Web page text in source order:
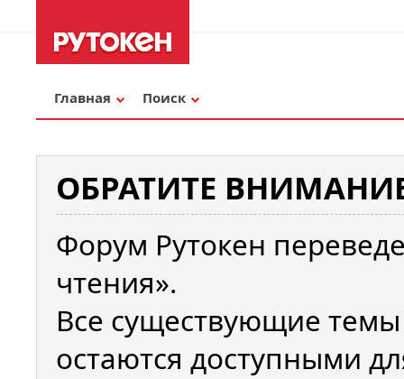
Главная Поиск
ОБРАТИТЕ
Форум Рутокен
чтения».
Все существующие
остаются доступными